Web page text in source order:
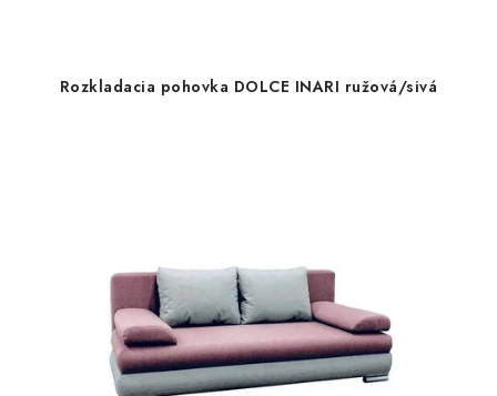
Rozkladacia pohovka DOLCE INARI ružová/sivá